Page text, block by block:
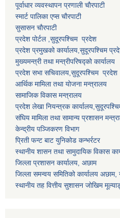
पूर्वाधार व्यवस्थापन प्रणाली चाैरपाटी
स्मार्ट पालिका एप्स चाैरपाटी
सुसासन चाैरपाटी
प्रदेश पोर्टल ,सुदूरपश्चिम प्रदेश
प्रदेश प्रमुखको कार्यालय,सुदूरपश्चिम
मुख्यमन्त्री तथा मन्त्रीपरिषद्को कार्यालय
प्रदेश सभा सचिवालय,सुदूरपश्चिम प्रदेश
आर्थिक मामिला तथा योजना मन्त्रालय
सामाजिक विकास मन्त्रालय
प्रदेश लेखा नियन्त्रक कार्यालय,
संघिय मामिला तथा सामान्य प्रशासन
केन्द्रीय पञ्जिकरण विभाग
प्रिती फन्ट बाट युनिकोड कन्भर्रटर
स्थानीय शासन तथा सामुदायिक विकास
जिल्ला प्रशासन कार्यालय, अछाम
जिल्ला समन्वय समितिको कार्यालय अछाम,
स्थानीय तह वित्तीय सुशासन जोखिम